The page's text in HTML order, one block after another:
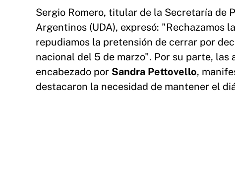
Sergio Romero, titular de la Secretaría de
Argentinos (UDA), expresó: "Rechazamos
repudiamos la pretensión de cerrar por
nacional del 5 de marzo". Por su parte, las
encabezado por Sandra Pettovello,
destacaron la necesidad de mantener el